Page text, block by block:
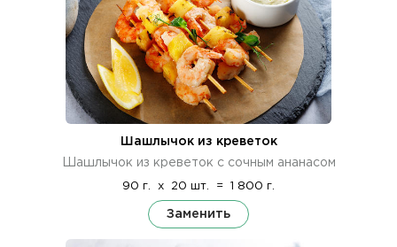
Шашлычок из креветок
Шашлычок из креветок с сочным ананасом
90 г. x 20 шт. = 1 800 г.
Заменить